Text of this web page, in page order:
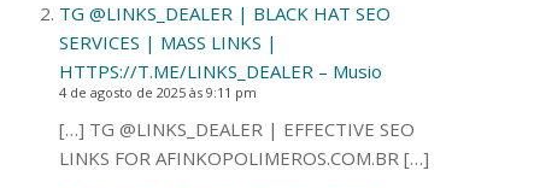
TG @LINKS_DEALER | BLACK HAT SEO
SERVICES | MASS LINKS |
HTTPS://T.ME/LINKS_DEALER – Musio
4 de agosto de 2025 às 9:11 pm
[…] TG @LINKS_DEALER | EFFECTIVE SEO
LINKS FOR AFINKOPOLIMEROS.COM.BR […]